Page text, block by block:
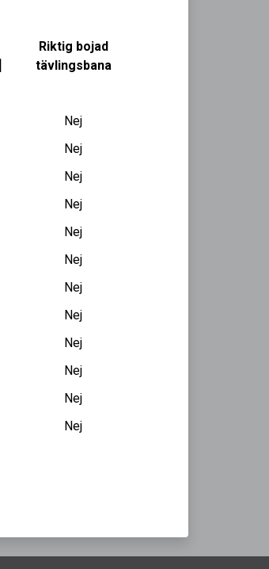
Riktig bojad
tävlingsbana
Nej
Nej
Nej
Nej
Nej
Nej
Nej
Nej
Nej
Nej
Nej
Nej